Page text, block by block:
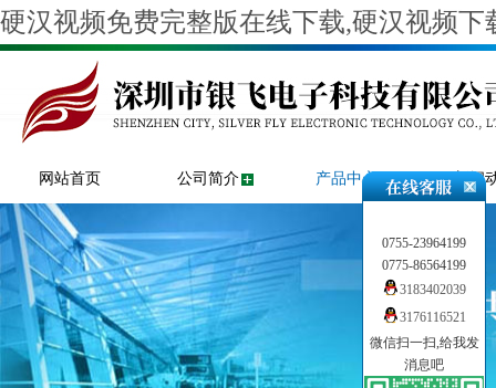
硬汉视频免费完整版在线下载,硬汉视频
网站首页 公司简介 产品中心 新闻
0755-23964199
0775-86564199
3183402039
3176116521
微信扫一扫,给我发
消息吧